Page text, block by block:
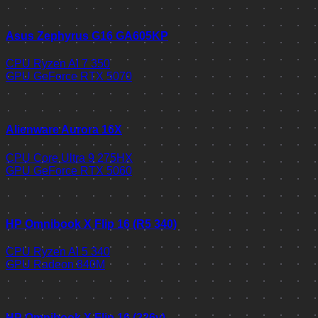
Asus Zephyrus G16 GA605KP
CPU Ryzen AI 7 350
GPU GeForce RTX 5070
Alienware Aurora 16X
CPU Core Ultra 9 275HX
GPU GeForce RTX 5060
HP Omnibook X Flip 16 (R5 340)
CPU Ryzen AI 5 340
GPU Radeon 840M